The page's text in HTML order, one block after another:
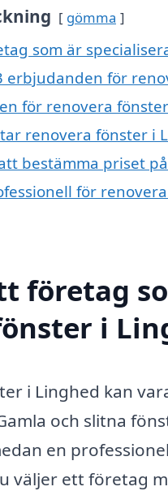
gömma
som är
erbjudanden för
för renovera
renovera fönster i
bestämma priset
för
företag
i
i Linghed kan
och slitna
en
väljer ett företag